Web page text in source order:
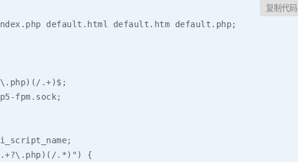
default.html default.htm default.php;
.+)$;
fpm.sock;
.*)") {
复制代码